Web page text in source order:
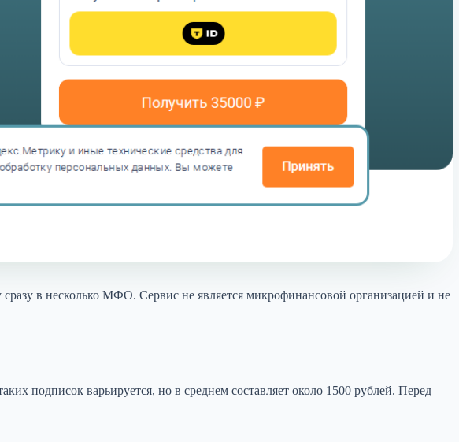
в несколько МФО. Сервис не является микрофинансовой организацией и не
подписок варьируется, но в среднем составляет около 1500 рублей. Перед